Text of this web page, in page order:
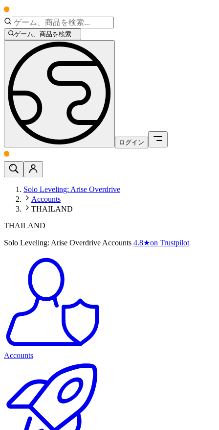
ゲーム、商品を検索...
ログイン
Solo Leveling: Arise Overdrive
Accounts
THAILAND
THAILAND
Solo Leveling: Arise Overdrive Accounts 4.8★on Trustpilot
Accounts